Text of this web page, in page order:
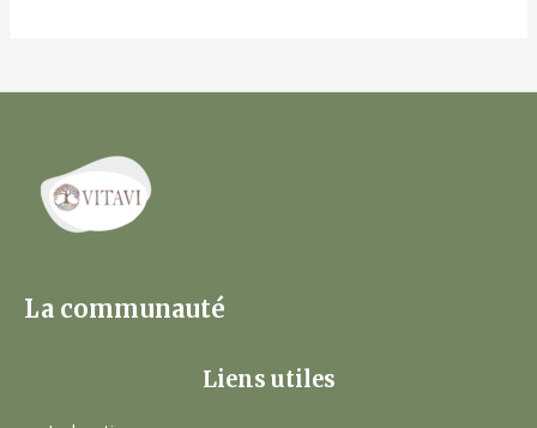
La communauté
Liens utiles